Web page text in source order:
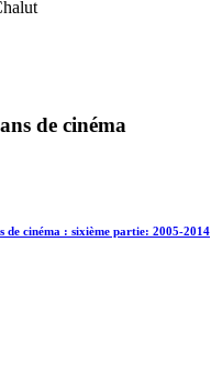
de cinéma
de cinéma : sixième partie: 2005-2014